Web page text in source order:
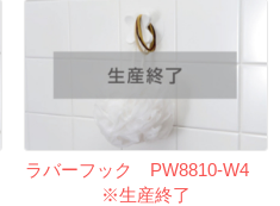
ラバーフック PW8810-W4
※生産終了